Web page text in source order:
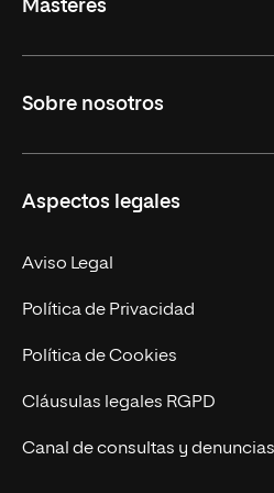
Másteres
Derecho
Empresa
MBA
Marketing y Comunicación
Ingeniería
Diseño
Ciencias de la Salud
Sobre nosotros
Nuestro Equipo
Contacto
Aspectos legales
Aviso Legal
Política de Privacidad
Política de Cookies
Cláusulas legales RGPD
Canal de consultas y denuncias